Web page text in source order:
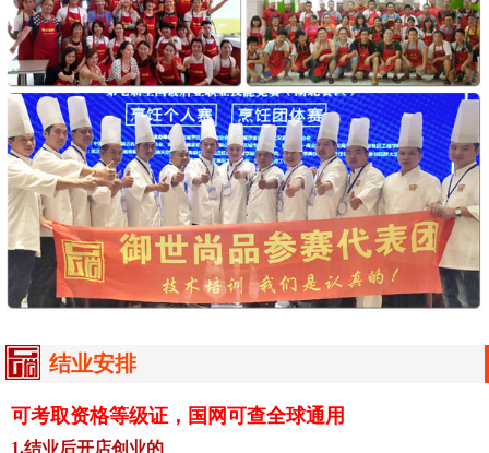
结业安排
可考取资格等级证，国网可查全球通用
1.结业后开店创业的